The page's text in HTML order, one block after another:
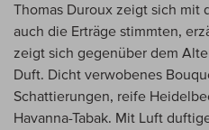
Thomas Duroux zeigt sich mit
auch die Erträge stimmten,
zeigt sich gegenüber dem
Duft. Dicht verwobenes
Schattierungen, reife
Havanna-Tabak. Mit Luft